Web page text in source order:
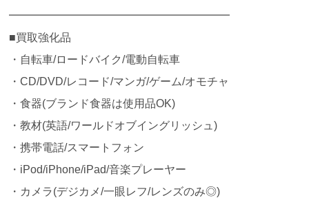
━━━━━━━━━━━━━━━━━━━━
■買取強化品
・自転車/ロードバイク/電動自転車
・CD/DVD/レコード/マンガ/ゲーム/オモチャ
・食器(ブランド食器は使用品OK)
・教材(英語/ワールドオブイングリッシュ)
・携帯電話/スマートフォン
・iPod/iPhone/iPad/音楽プレーヤー
・カメラ(デジカメ/一眼レフ/レンズのみ◎)